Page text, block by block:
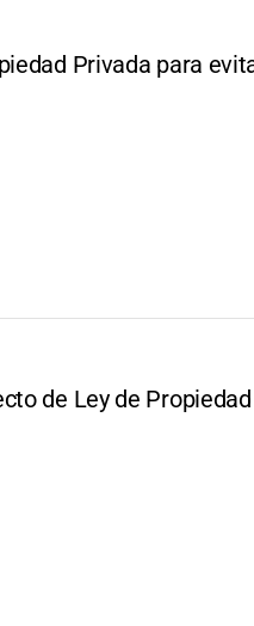
Privada para
de Ley de